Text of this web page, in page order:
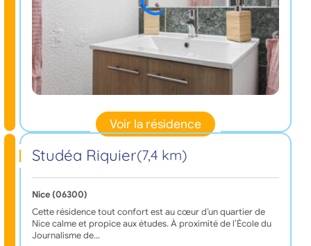
Voir la résidence
Studéa Riquier(7,4 km)
Nice (06300)
Cette résidence tout confort est au cœur d’un quartier de
Nice calme et propice aux études. À proximité de l’École du
Journalisme de…